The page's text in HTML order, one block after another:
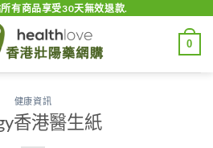
有商品享受30天無效退款.
0
健康資訊
香港醫生紙